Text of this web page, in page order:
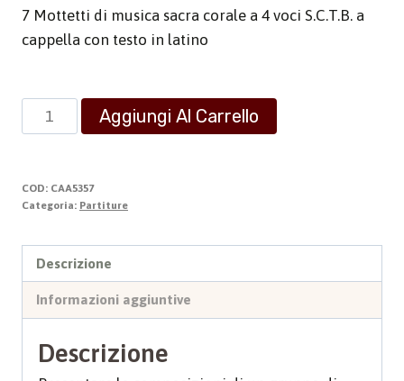
7 Mottetti di musica sacra corale a 4 voci S.C.T.B. a
cappella con testo in latino
Polyphonia
-
93
quantità
Aggiungi Al Carrello
COD: CAA5357
Categoria: Partiture
Descrizione
Informazioni aggiuntive
Descrizione